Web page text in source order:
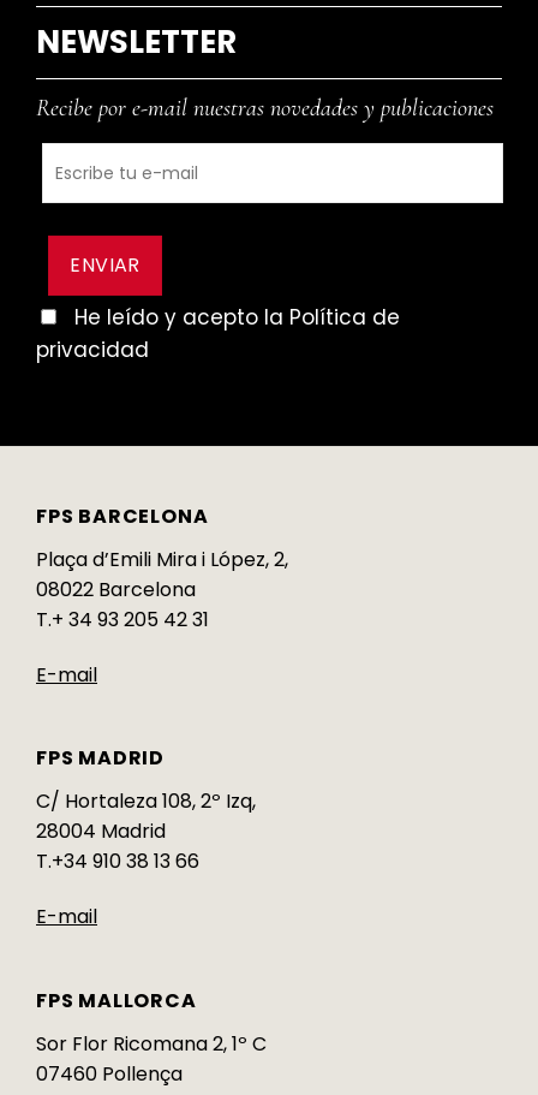
NEWSLETTER
Recibe por e-mail nuestras novedades y publicaciones
He leído y acepto la Política de
privacidad
FPS BARCELONA
Plaça d’Emili Mira i López, 2,
08022 Barcelona
T.+ 34 93 205 42 31
E-mail
FPS MADRID
C/ Hortaleza 108, 2º Izq,
28004 Madrid
T.+34 910 38 13 66
E-mail
FPS MALLORCA
Sor Flor Ricomana 2, 1º C
07460 Pollença